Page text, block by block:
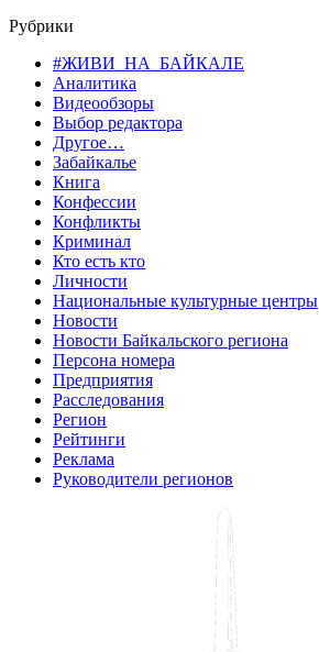
Рубрики
#ЖИВИ_НА_БАЙКАЛЕ
Аналитика
Видеообзоры
Выбор редактора
Другое…
Забайкалье
Книга
Конфессии
Конфликты
Криминал
Кто есть кто
Личности
Национальные культурные центры
Новости
Новости Байкальского региона
Персона номера
Предприятия
Расследования
Регион
Рейтинги
Реклама
Руководители регионов